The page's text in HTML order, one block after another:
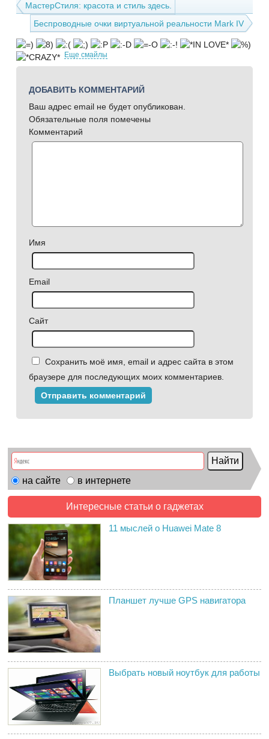
МастерСтиля: красота и стиль здесь.
Беспроводные очки виртуальной реальности Mark IV
Еще смайлы
ДОБАВИТЬ КОММЕНТАРИЙ
Ваш адрес email не будет опубликован.
Обязательные поля помечены
Комментарий
Имя
Email
Сайт
Сохранить моё имя, email и адрес сайта в этом
браузере для последующих моих комментариев.
на сайте в интернете
Интересные статьи о гаджетах
11 мыслей о Huawei Mate 8
Планшет лучше GPS навигатора
Выбрать новый ноутбук для работы